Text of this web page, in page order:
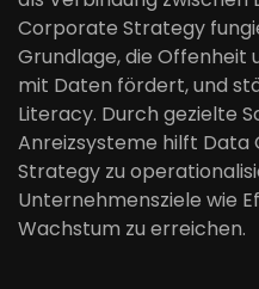
Corporate Strategy
Grundlage, die Offenheit
mit Daten fördert, und
Literacy. Durch gezielte
Anreizsysteme hilft Data
Strategy zu
Unternehmensziele wie
Wachstum zu erreichen.